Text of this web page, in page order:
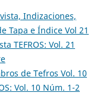
Indizaciones,
Tapa e Índice Vol 21
TEFROS: Vol. 21
de Tefros Vol. 10
Vol. 10 Núm. 1-2